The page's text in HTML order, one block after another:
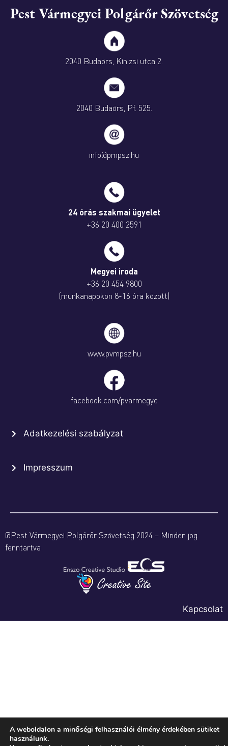
Pest Vármegyei Polgárőr Szövetség
2040 Budaörs, Kinizsi utca 2.
2040 Budaörs, Pf. 525.
info@pmpsz.hu
24 órás szakmai ügyelet
+36 20 400 2591
Megyei iroda
+36 20 454 9800
(munkanapokon 8-16 óra között)
www.pvmpsz.hu
facebook.com/pvarmegye
Adatkezelési szabályzat
Impresszum
@Pest Vármegyei Polgárőr Szövetség 2024 – Minden jog
fenntartva
Kapcsolat
A weboldalon a minőségi felhasználói élmény érdekében sütiket
használunk.